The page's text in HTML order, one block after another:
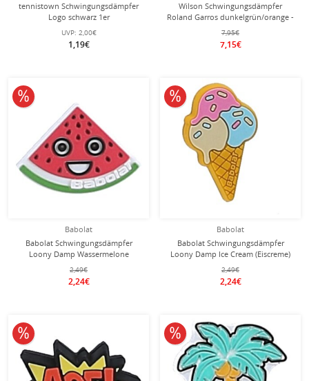
tennistown Schwingungsdämpfer
Logo schwarz 1er
UVP: 2,00€
1,19€
Wilson Schwingungsdämpfer
Roland Garros dunkelgrün/orange -
2 Stück
7,95€
7,15€
Babolat
Babolat Schwingungsdämpfer
Loony Damp Wassermelone
weiss/rot - 1 Stück
2,49€
2,24€
10% reduziert
Babolat
Babolat Schwingungsdämpfer
Loony Damp Ice Cream (Eiscreme)
gelb - 1 Stück
2,49€
2,24€
10% reduziert
10% reduziert 10% reduziert